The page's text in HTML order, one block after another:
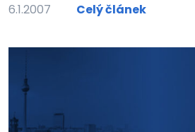
6.1.2007 Celý článek